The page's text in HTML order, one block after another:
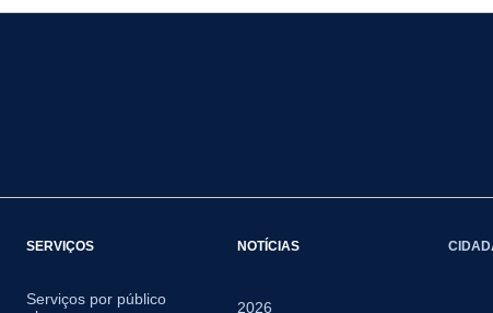
SERVIÇOS
Serviços por público
NOTÍCIAS
2026